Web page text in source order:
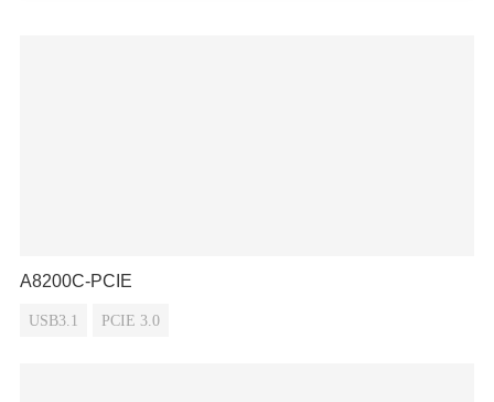
A8200C-PCIE
USB3.1 PCIE 3.0